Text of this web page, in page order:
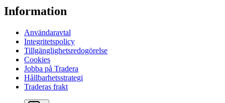
Information
Användaravtal
Integritetspolicy
Tillgänglighetsredogörelse
Cookies
Jobba på Tradera
Hållbarhetsstrategi
Traderas frakt